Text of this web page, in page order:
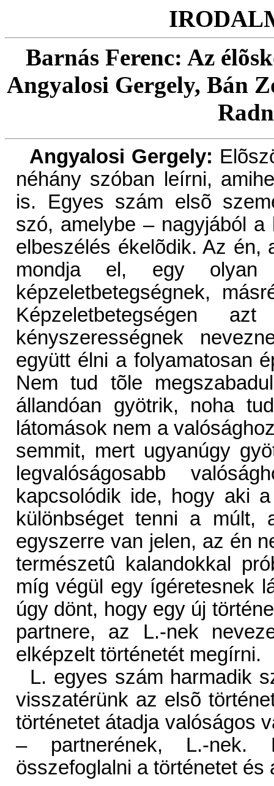
Barnás Ferenc: Az
Angyalosi Gergely, Bán
Angyalosi Gergely:
néhány szóban leírni,
is. Egyes szám elsõ
szó, amelybe – nagyjából
elbeszélés ékelõdik. Az én,
mondja el, egy olyan
képzeletbetegségnek,
Képzeletbetegségen
kényszerességnek
együtt élni a folyamatosan
Nem tud tõle
állandóan gyötrik, noha
látomások nem a
semmit, mert ugyanúgy
legvalóságosabb
kapcsolódik ide, hogy aki
különbséget tenni a
egyszerre van jelen, az én
természetû kalandokkal
míg végül egy ígéretesnek
úgy dönt, hogy egy új
partnere, az L.-nek
elképzelt történetét megírni.
L. egyes szám harmadik
visszatérünk az elsõ
történetet átadja valóságos
– partnerének, L.-nek.
összefoglalni a történetet és